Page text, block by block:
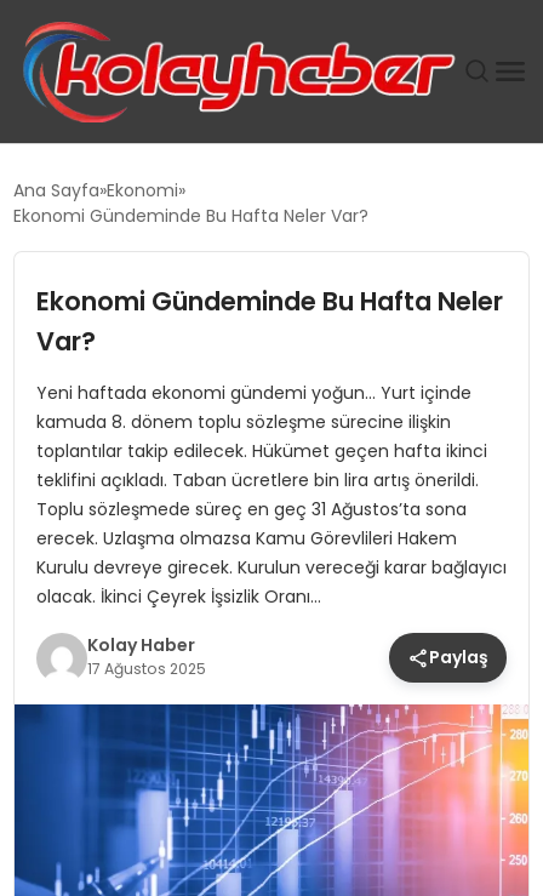
TANYER YAPI ZEMIN MÜHENDISLIĞINDE HEDEF
TOROSLAR’DA PAZAR GERGİNLİĞİ!
Ana Sayfa Ekonomi
Ekonomi Gündeminde Bu Hafta Neler Var?
Ekonomi Gündeminde Bu Hafta Neler
Var?
Yeni haftada ekonomi gündemi yoğun… Yurt içinde
kamuda 8. dönem toplu sözleşme sürecine ilişkin
toplantılar takip edilecek. Hükümet geçen hafta ikinci
teklifini açıkladı. Taban ücretlere bin lira artış önerildi.
Toplu sözleşmede süreç en geç 31 Ağustos’ta sona
erecek. Uzlaşma olmazsa Kamu Görevlileri Hakem
Kurulu devreye girecek. Kurulun vereceği karar bağlayıcı
olacak. İkinci Çeyrek İşsizlik Oranı…
Kolay Haber
17 Ağustos 2025 Paylaş